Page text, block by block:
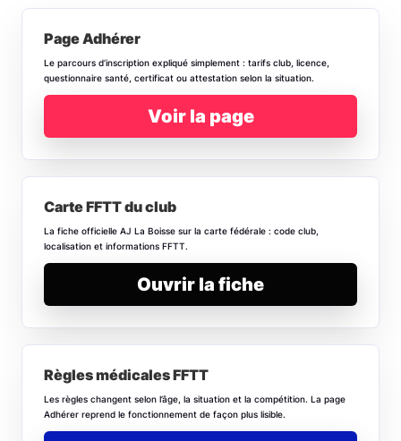
Page Adhérer
Le parcours d’inscription expliqué simplement : tarifs club, licence,
questionnaire santé, certificat ou attestation selon la situation.
Voir la page
Carte FFTT du club
La fiche officielle AJ La Boisse sur la carte fédérale : code club,
localisation et informations FFTT.
Ouvrir la fiche
Règles médicales FFTT
Les règles changent selon l’âge, la situation et la compétition. La page
Adhérer reprend le fonctionnement de façon plus lisible.